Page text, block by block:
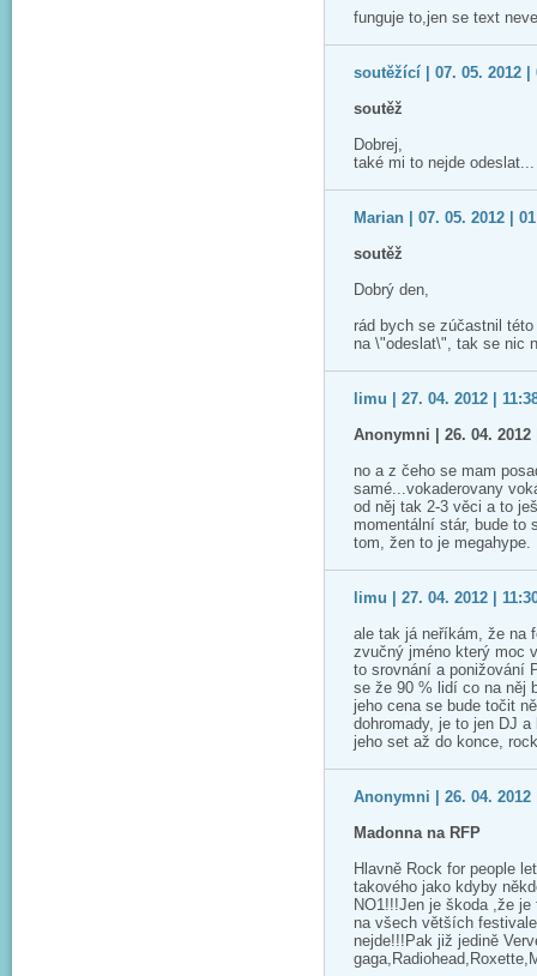
funguje to,jen se text
soutěžící | 07. 05. 2012 |
soutěž
Dobrej,
také mi to nejde
Marian | 07. 05. 2012 |
soutěž
Dobrý den,
rád bych se zúčastnil
na \"odeslat\", tak se nic
limu | 27. 04. 2012 |
Anonymni | 26. 04. 2012
no a z čeho se mam
samé...vokaderovany
od něj tak 2-3 věci a to
momentální stár, bude to
tom, žen to je megahype.
limu | 27. 04. 2012 |
ale tak já neříkám, že na
zvučný jméno který moc
to srovnání a ponižování
se že 90 % lidí co na něj
jeho cena se bude točit
dohromady, je to jen DJ
jeho set až do konce,
Anonymni | 26. 04. 2012
Madonna na RFP
Hlavně Rock for people
takového jako kdyby
NO1!!!Jen je škoda ,že
na všech větších
nejde!!!Pak již jedině